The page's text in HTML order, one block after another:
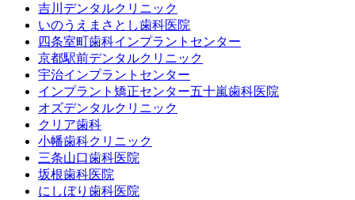
吉川デンタルクリニック
いのうえまさとし歯科医院
四条室町歯科インプラントセンター
京都駅前デンタルクリニック
宇治インプラントセンター
インプラント矯正センター五十嵐歯科医院
オズデンタルクリニック
クリア歯科
小幡歯科クリニック
三条山口歯科医院
坂根歯科医院
にしぼり歯科医院